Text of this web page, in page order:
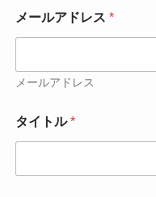
メールアドレス *
メールアドレス
タイトル*